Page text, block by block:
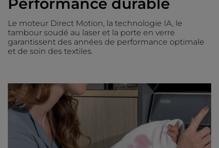
Le moteur Direct Motion, la technologie IA, le
tambour soudé au laser et la porte en verre
garantissent des années de performance optimale
et de soin des textiles.